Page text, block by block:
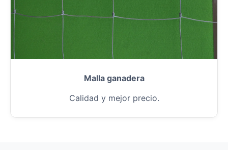
Malla ganadera
Calidad y mejor precio.